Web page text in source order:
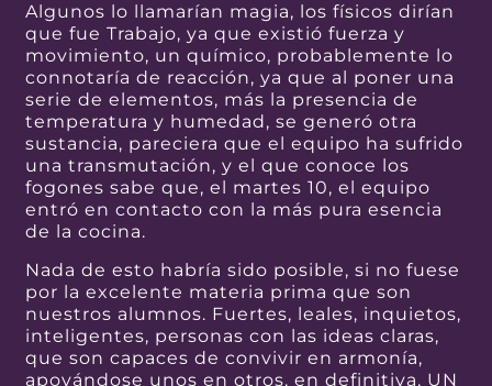
Algunos lo llamarían magia, los físicos dirían
que fue Trabajo, ya que existió fuerza y
movimiento, un químico, probablemente lo
connotaría de reacción, ya que al poner una
serie de elementos, más la presencia de
temperatura y humedad, se generó otra
sustancia, pareciera que el equipo ha sufrido
una transmutación, y el que conoce los
fogones sabe que, el martes 10, el equipo
entró en contacto con la más pura esencia
de la cocina.
Nada de esto habría sido posible, si no fuese
por la excelente materia prima que son
nuestros alumnos. Fuertes, leales, inquietos,
inteligentes, personas con las ideas claras,
que son capaces de convivir en armonía,
apoyándose unos en otros, en definitiva, UN